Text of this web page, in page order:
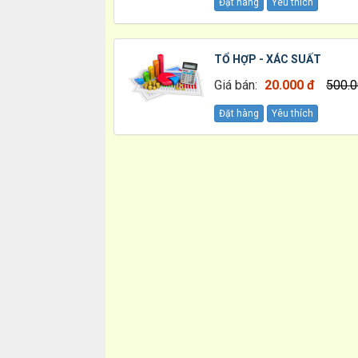
Đặt hàng Yêu thích
TỔ HỢP - XÁC SUẤT
Giá bán: 20.000 đ
Đặt hàng Yêu thích